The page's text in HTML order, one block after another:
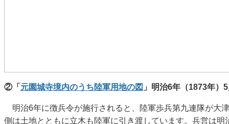
②「 元園城寺境内のうち陸軍用地の図 」明治6年（1873年）
明治6年に徴兵令が施行されると、陸軍歩兵第九連隊が大
側は土地とともに立木も陸軍に引き渡しています。兵営は明